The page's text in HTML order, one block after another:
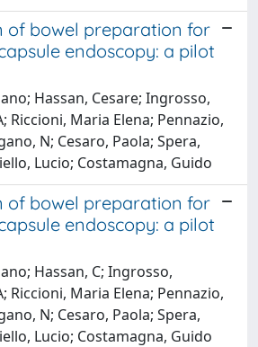
of bowel preparation for
endoscopy: a pilot
Hassan, Cesare; Ingrosso,
Riccioni, Maria Elena; Pennazio,
N; Cesaro, Paola; Spera,
Lucio; Costamagna, Guido
of bowel preparation for
endoscopy: a pilot
Hassan, C; Ingrosso,
Riccioni, Maria Elena; Pennazio,
N; Cesaro, Paola; Spera,
Lucio; Costamagna, Guido